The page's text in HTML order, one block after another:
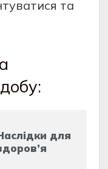
та
для